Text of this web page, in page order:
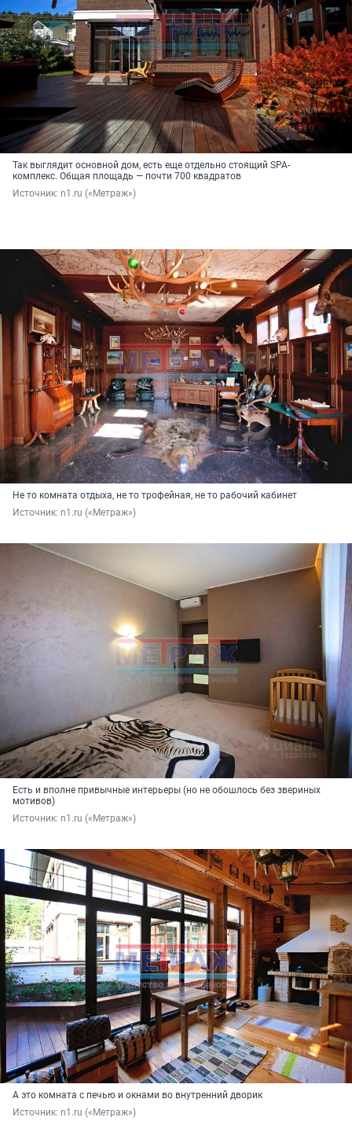
Так выглядит основной дом, есть еще отдельно стоящий SPA-
комплекс. Общая площадь — почти 700 квадратов
Источник: n1.ru («Метраж»)
Не то комната отдыха, не то трофейная, не то рабочий кабинет
Источник: n1.ru («Метраж»)
Есть и вполне привычные интерьеры (но не обошлось без звериных
мотивов)
Источник: n1.ru («Метраж»)
А это комната с печью и окнами во внутренний дворик
Источник: n1.ru («Метраж»)